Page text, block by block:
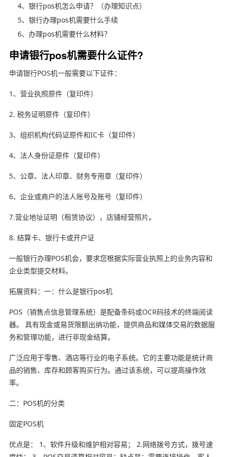
4、银行pos机怎么申请？（办理知识点）
5、银行办理pos机需要什么手续
6、办理pos机需要什么材料？
申请银行pos机需要什么证件?
申请银行POS机一般需要以下证件：
1、营业执照原件（复印件）
2. 税务证明原件（复印件）
3、组织机构代码证原件和IC卡（复印件）
4、法人身份证原件（复印件）
5、公章、法人印章、财务专用章（复印件）
6、企业或商户的法人账号及账号（复印件）
7.营业地址证明（租赁协议），店铺经营照片。
8. 结算卡、银行卡或开户证
一般银行办理POS机会，要求您根据实际营业执照上的业务内容和
企业类型提交材料。
拓展资料：一：什么是银行pos机
POS（销售点信息管理系统）是配备条码或OCR码技术的终端阅读
器。 具有现金或易货限额出纳功能，提供商品和媒体交易的数据服
务和管理功能，进行非现金结算。
广泛应用于零售、酒店等行业的电子系统。它的主要功能是统计商
品的销售、库存和顾客购买行为。通过该系统，可以提高操作效
率。
二：POS机的分类
固定POS机
优点是： 1、软件升级和维护相对容易； 2.网络拨号方式，拨号速